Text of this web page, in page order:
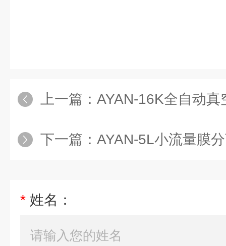
上一篇： AYAN-16K全自动真空平行
下一篇： AYAN-5L小流量膜分离
* 姓名：